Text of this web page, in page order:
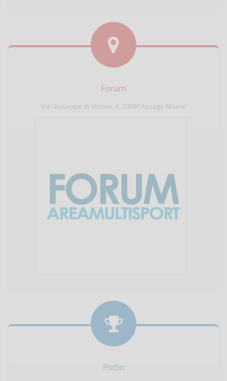
Forum
Via Giuseppe di Vittorio, 6, 20090 Assago Milano
Podio